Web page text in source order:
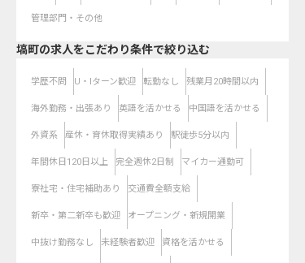
管理部門・その他
塙町の求人をこだわり条件で絞り込む
学歴不問 U・Iターン歓迎 転勤なし 残業月20時間以内
海外勤務・出張あり 英語を活かせる 中国語を活かせる
外資系 産休・育休取得実績あり 駅徒歩5分以内
年間休日120日以上 完全週休2日制 マイカー通勤可
寮社宅・住宅補助あり 交通費全額支給
新卒・第二新卒も歓迎 オープニング・新規開業
中抜け勤務なし 未経験者歓迎 資格を活かせる